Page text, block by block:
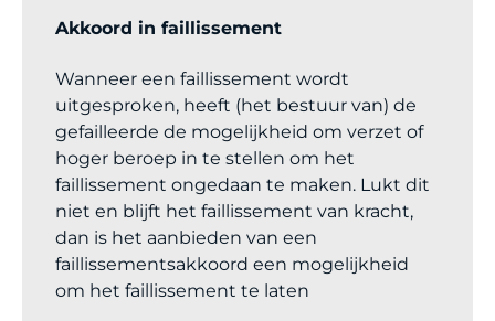
Akkoord in faillissement
Wanneer een faillissement wordt
uitgesproken, heeft (het bestuur van) de
gefailleerde de mogelijkheid om verzet of
hoger beroep in te stellen om het
faillissement ongedaan te maken. Lukt dit
niet en blijft het faillissement van kracht,
dan is het aanbieden van een
faillissementsakkoord een mogelijkheid
om het faillissement te laten